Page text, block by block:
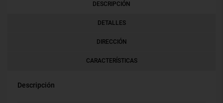
DESCRIPCIÓN
DETALLES
DIRECCIÓN
CARACTERÍSTICAS
Descripción